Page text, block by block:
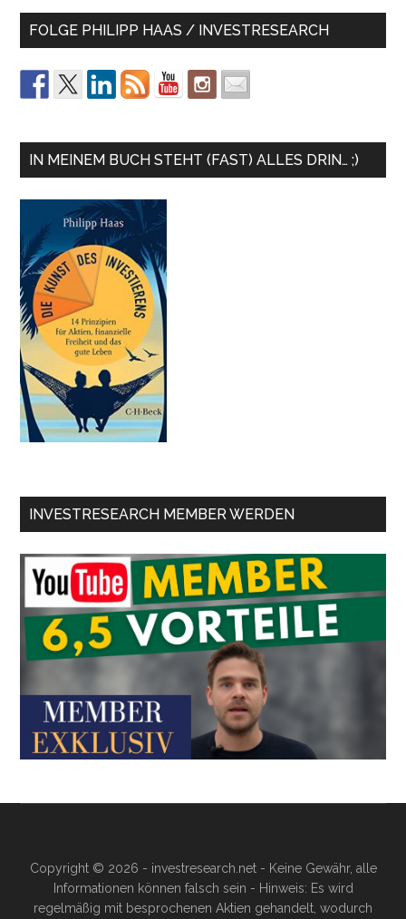
FOLGE PHILIPP HAAS / INVESTRESEARCH
IN MEINEM BUCH STEHT (FAST) ALLES DRIN… ;)
INVESTRESEARCH MEMBER WERDEN
Copyright © 2026 - investresearch.net - Keine Gewähr, alle
Informationen können falsch sein - Hinweis: Es wird
regelmäßig mit besprochenen Aktien gehandelt, wodurch